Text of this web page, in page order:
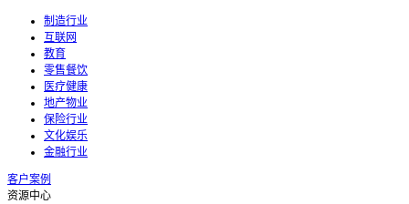
制造行业
互联网
教育
零售餐饮
医疗健康
地产物业
保险行业
文化娱乐
金融行业
客户案例
资源中心